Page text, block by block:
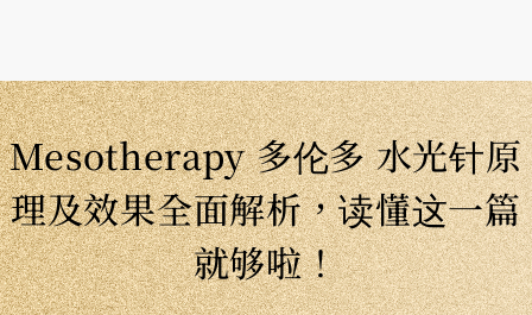
Mesotherapy 多伦多 水光针原
理及效果全面解析，读懂这一篇
就够啦！